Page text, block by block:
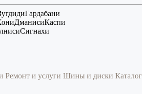
Гардабани
ДманисиКаспи
Сигнахи
Ремонт и услуги Шины и диски Каталог